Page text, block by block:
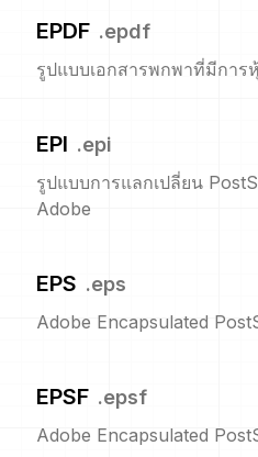
EPDF .epdf
รูปแบบเอกสารพกพาที่มีการ
EPI .epi
รูปแบบการแลกเปลี่ยน
Adobe
EPS .eps
Adobe Encapsulated
EPSF .epsf
Adobe Encapsulated